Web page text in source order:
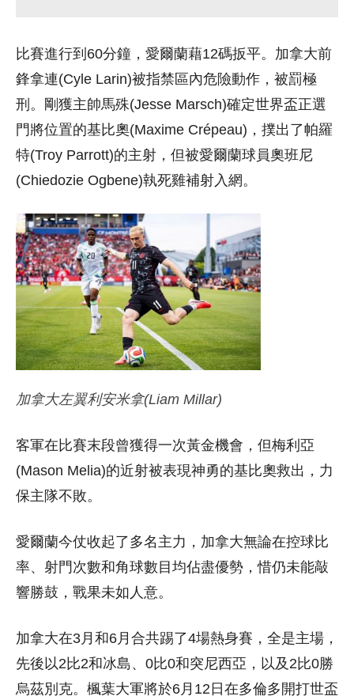
比賽進行到60分鐘，愛爾蘭藉12碼扳平。加拿大前
鋒拿連(Cyle Larin)被指禁區內危險動作，被罰極
刑。剛獲主帥馬殊(Jesse Marsch)確定世界盃正選
門將位置的基比奧(Maxime Crépeau)，撲出了帕羅
特(Troy Parrott)的主射，但被愛爾蘭球員奧班尼
(Chiedozie Ogbene)執死雞補射入網。
加拿大左翼利安米拿(Liam Millar)
客軍在比賽末段曾獲得一次黃金機會，但梅利亞
(Mason Melia)的近射被表現神勇的基比奧救出，力
保主隊不敗。
愛爾蘭今仗收起了多名主力，加拿大無論在控球比
率、射門次數和角球數目均佔盡優勢，惜仍未能敲
響勝鼓，戰果未如人意。
加拿大在3月和6月合共踢了4場熱身賽，全是主場，
先後以2比2和冰島、0比0和突尼西亞，以及2比0勝
烏茲別克。楓葉大軍將於6月12日在多倫多開打世盃